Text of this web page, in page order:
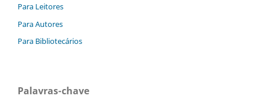
Para Leitores
Para Autores
Para Bibliotecários
Palavras-chave